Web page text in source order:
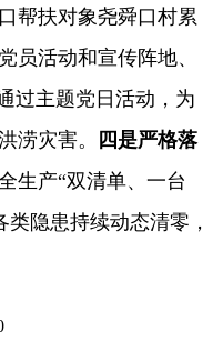
帮扶对象尧舜口村累
员活动和宣传阵地、
过主题党日活动，为
涝灾害。
四是严格落
生产“双清单、一台
类隐患持续动态清零，